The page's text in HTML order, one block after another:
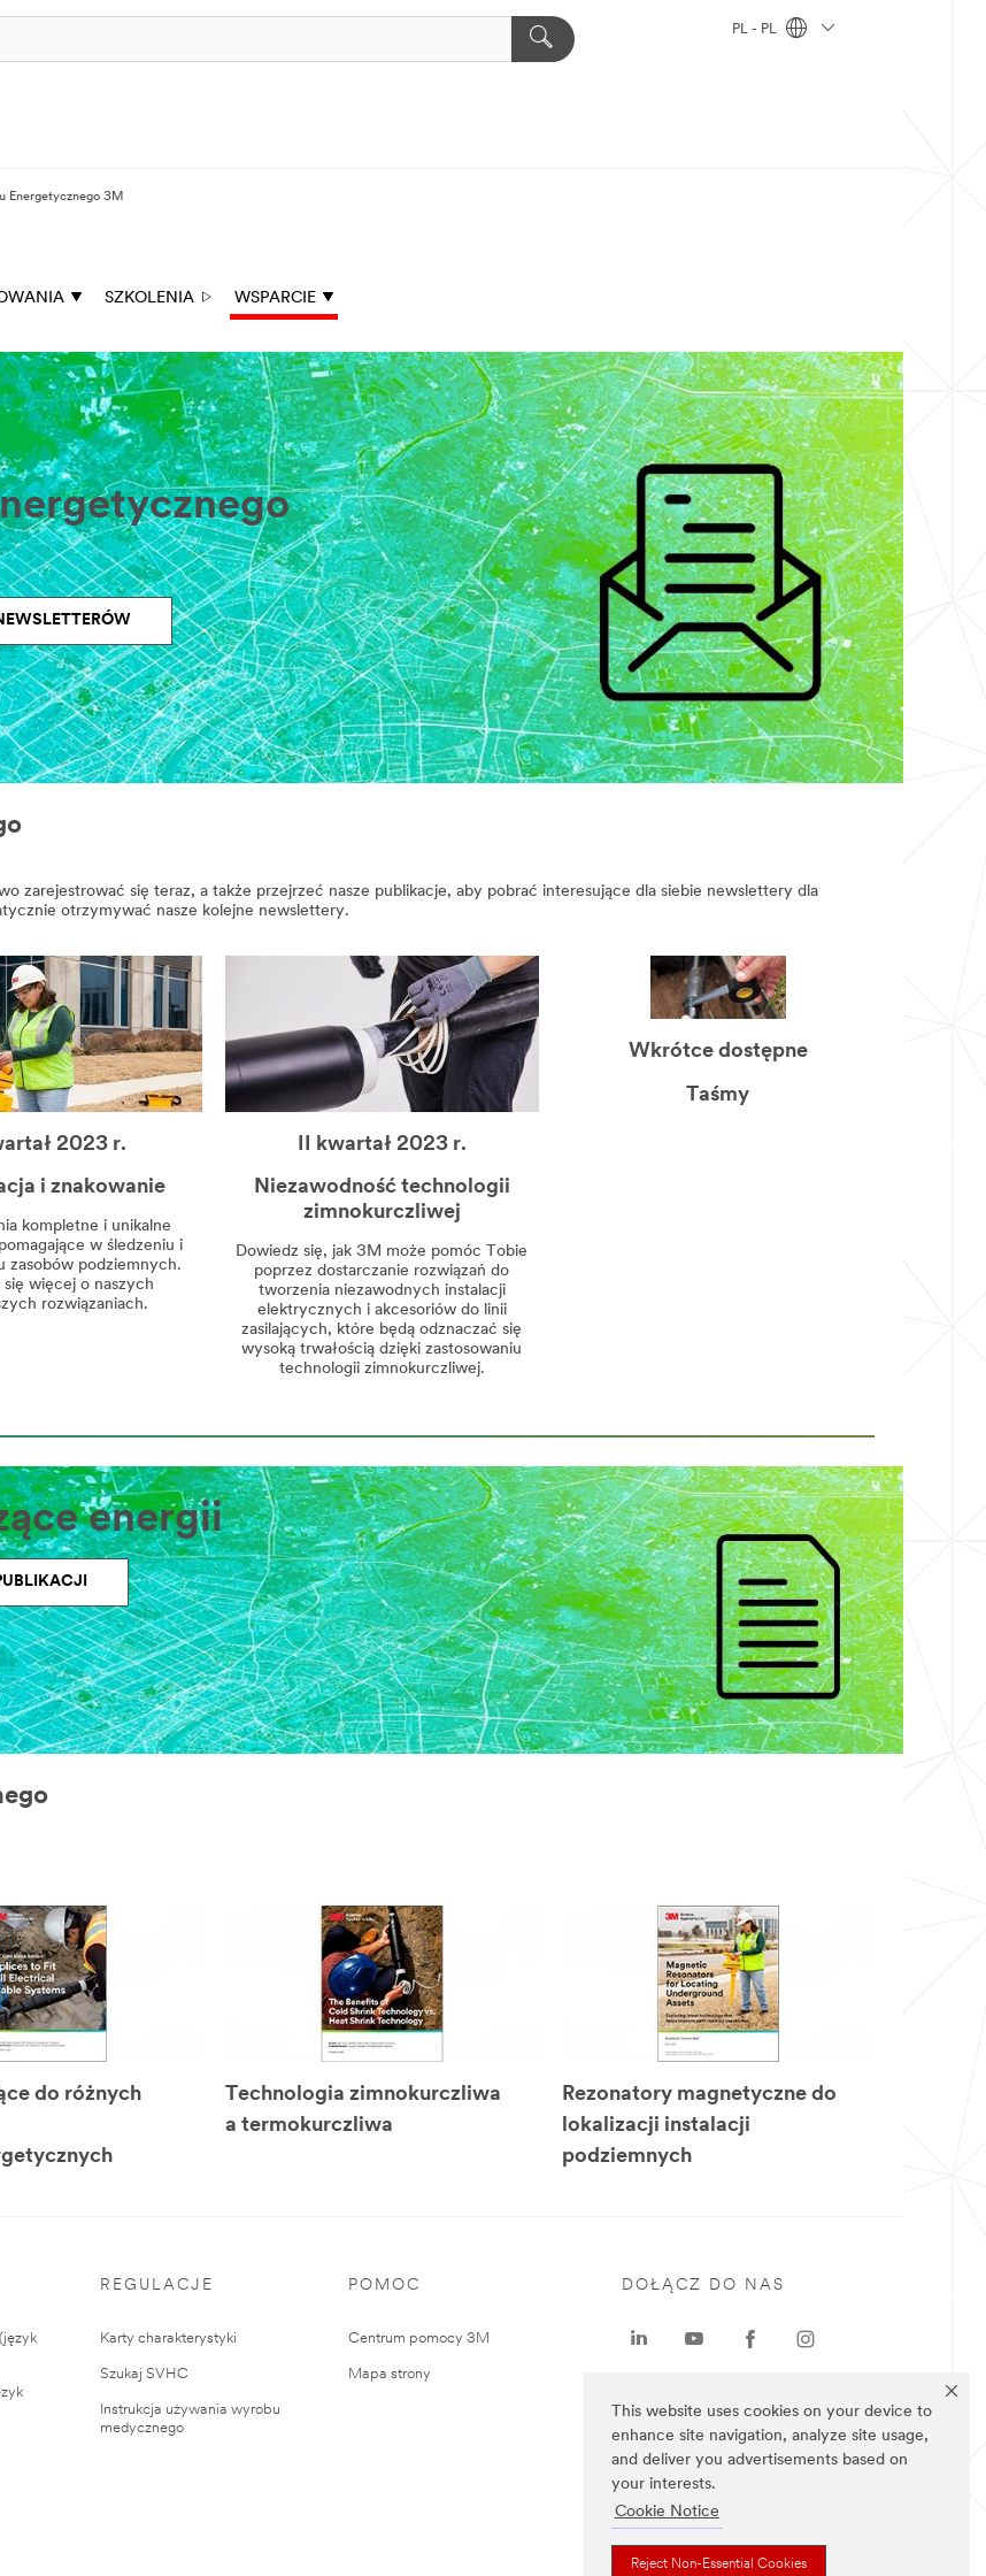
This website uses cookies on your device to
enhance site navigation, analyze site usage,
and deliver you advertisements based on
your interests.
Cookie Notice
Reject Non-Essential Cookies
PL - PL
Energetycznego 3M
SZKOLENIA WSPARCIE
zarejestrować się teraz, a także przejrzeć nasze publikacje, aby pobrać interesujące dla siebie newslettery dla
otrzymywać nasze kolejne newslettery.
2023 r.
i znakowanie
kompletne i unikalne
w śledzeniu i
zasobów podziemnych.
się więcej o naszych
rozwiązaniach.
II kwartał 2023 r.
Niezawodność technologii
zimnokurczliwej
Dowiedz się, jak 3M może pomóc Tobie
poprzez dostarczanie rozwiązań do
tworzenia niezawodnych instalacji
elektrycznych i akcesoriów do linii
zasilających, które będą odznaczać się
wysoką trwałością dzięki zastosowaniu
technologii zimnokurczliwej.
Wkrótce dostępne
Taśmy
energii
do różnych
Technologia zimnokurczliwa
a termokurczliwa
Rezonatory magnetyczne do
lokalizacji instalacji
podziemnych
REGULACJE
Karty charakterystyki
Szukaj SVHC
Instrukcja używania wyrobu
medycznego
POMOC
Centrum pomocy 3M
Mapa strony
DOŁĄCZ DO NAS